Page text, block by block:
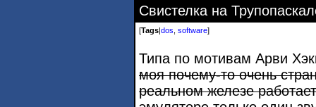
Свистелка на
[Tags|dos software]
Типа по мотивам Арви
моя почему-то очень
реальном железе